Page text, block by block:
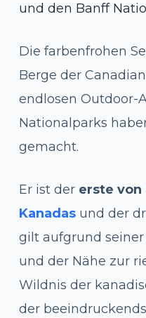
und den Banff
Die farbenfrohen
Berge der
endlosen Outdoor-
Nationalparks
gemacht.
Er ist dererste von
Kanadas und der
gilt aufgrund
und der Nähe zur
Wildnis der
der